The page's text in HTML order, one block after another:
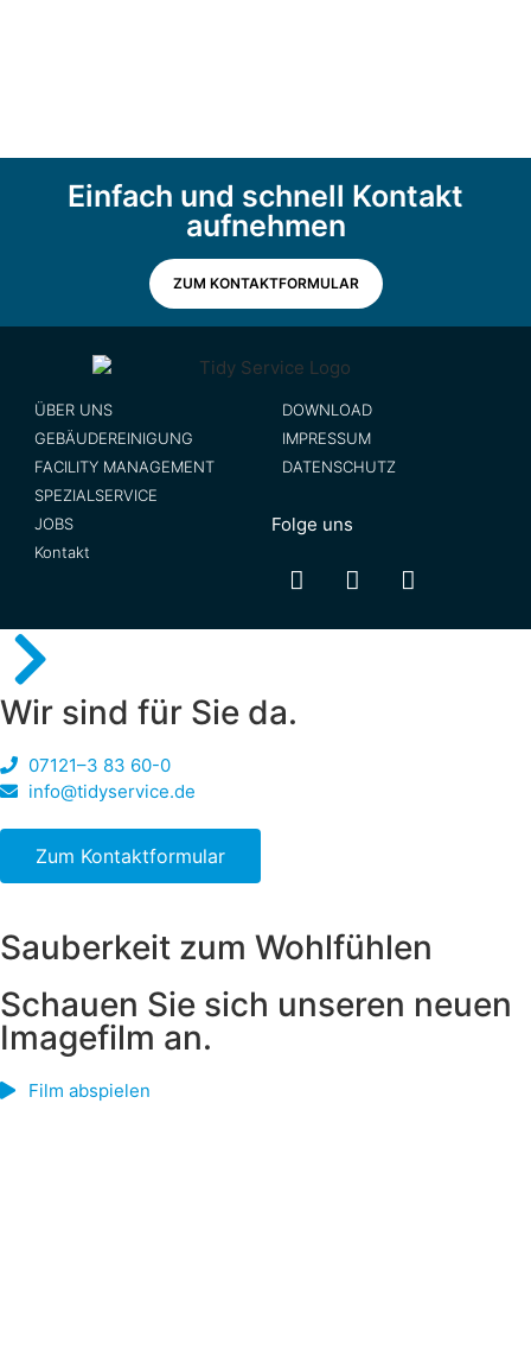
Einfach und schnell Kontakt
aufnehmen
ZUM KONTAKTFORMULAR
ÜBER UNS
GEBÄUDEREINIGUNG
FACILITY MANAGEMENT
SPEZIALSERVICE
JOBS
Kontakt
DOWNLOAD
IMPRESSUM
DATENSCHUTZ
Folge uns
Wir sind für Sie da.
07121–3 83 60-0
info@tidyservice.de
Zum Kontaktformular
Sauberkeit zum Wohlfühlen
Schauen Sie sich unseren neuen
Imagefilm an.
Film abspielen